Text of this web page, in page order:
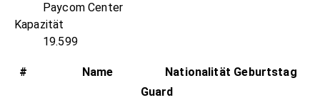
Paycom Center
Kapazität
19.599
# Name Nationalität Geburtstag
Guard